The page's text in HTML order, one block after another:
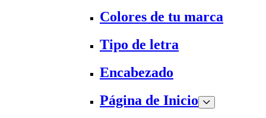
Colores de tu marca
Tipo de letra
Encabezado
Página de Inicio